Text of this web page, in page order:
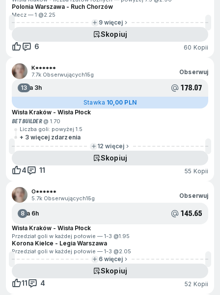
Polonia Warszawa - Ruch Chorzów
Mecz — 1 @2.25
9 więcej
Skopiuj
6
60 Kopii
K******
7.7k Obserwujących15g Obserwuj
13Za 3h 178.07
Stawka 10,00 PLN
Wisła Kraków - Wisła Płock
BET BUILDER@ 1.70
Liczba goli: powyżej 1.5
+ 3 więcej zdarzenia
12 więcej
Skopiuj
4
11 55 Kopii
O******
5.7k Obserwujących15g Obserwuj
8Za 6h 145.65
Wisła Kraków - Wisła Płock
Przedział goli w każdej połowie — 1-3 @1.95
Korona Kielce - Legia Warszawa
Przedział goli w każdej połowie — 1-3 @2.05
6 więcej
Skopiuj
11
4 52 Kopii